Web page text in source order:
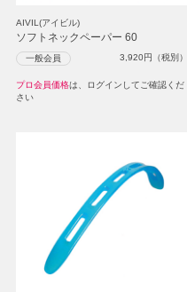
AIVIL(アイビル)
ソフトネックペーパー 60
一般会員 3,920円（税別）
プロ会員価格は、ログインしてご確認くだ
さい